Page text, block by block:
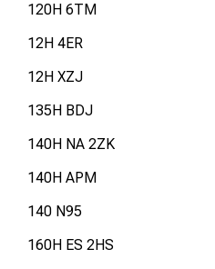
120H 6TM
12H 4ER
12H XZJ
135H BDJ
140H NA 2ZK
140H APM
140 N95
160H ES 2HS